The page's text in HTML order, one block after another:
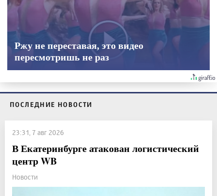
Ржу не переставая, это видео
пересмотришь не раз
ПОСЛЕДНИЕ НОВОСТИ
23:31, 7 авг 2026
В Екатеринбурге атакован логистический
центр WB
Новости